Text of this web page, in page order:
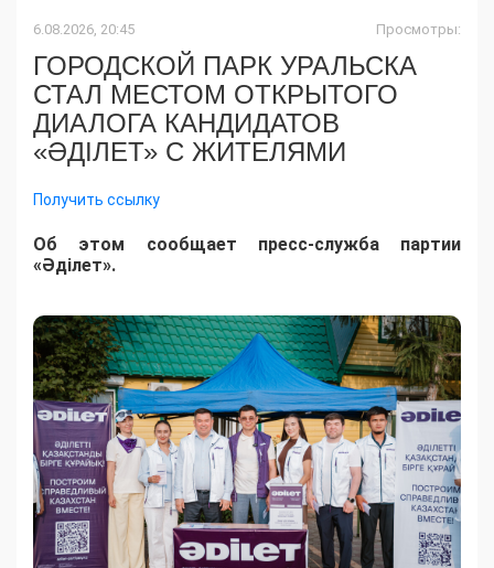
6.08.2026, 20:45 Просмотры:
ГОРОДСКОЙ ПАРК УРАЛЬСКА
СТАЛ МЕСТОМ ОТКРЫТОГО
ДИАЛОГА КАНДИДАТОВ
«ӘДІЛЕТ» С ЖИТЕЛЯМИ
Получить ссылку
Об этом сообщает пресс-служба партии
«Әділет».